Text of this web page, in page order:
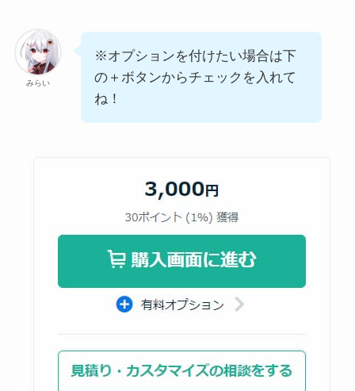
みらい
※オプションを付けたい場合は下
の＋ボタンからチェックを入れて
ね！